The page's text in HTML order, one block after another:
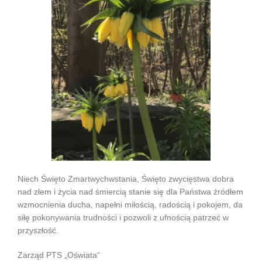
Niech Święto Zmartwychwstania, Święto zwycięstwa dobra
nad złem i życia nad śmiercią stanie się dla Państwa źródłem
wzmocnienia ducha, napełni miłością, radością i pokojem, da
siłę pokonywania trudności i pozwoli z ufnością patrzeć w
przyszłość.
Zarząd PTS „Oświata“